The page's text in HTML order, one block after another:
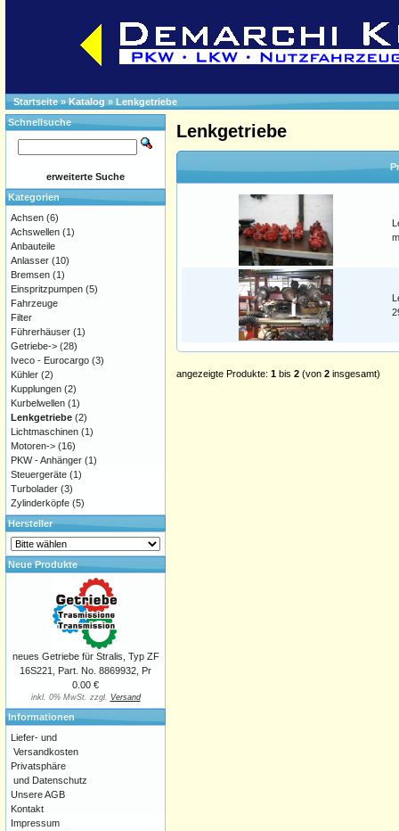
Startseite»Katalog » Lenkgetriebe
Lenkgetriebe
angezeigte Produkte: 1 bis 2 (von 2 insgesamt)
Schnellsuche
erweiterte Suche
Kategorien
Achsen (6)
Achswellen (1)
Anbauteile
Anlasser (10)
Bremsen (1)
Einspritzpumpen (5)
Fahrzeuge
Filter
Führerhäuser (1)
Getriebe-> (28)
Iveco - Eurocargo (3)
Kühler (2)
Kupplungen (2)
Kurbelwellen (1)
Lenkgetriebe (2)
Lichtmaschinen (1)
Motoren-> (16)
PKW - Anhänger (1)
Steuergeräte (1)
Turbolader (3)
Zylinderköpfe (5)
Hersteller
Neue Produkte
neues Getriebe für Stralis, Typ ZF
16S221, Part. No. 8869932, Pr
0.00 €
inkl. 0% MwSt. zzgl. Versand
Informationen
Liefer- und
Versandkosten
Privatsphäre
und Datenschutz
Unsere AGB
Kontakt
Impressum